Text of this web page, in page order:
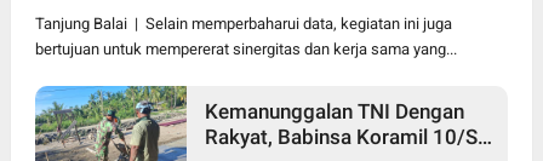
Tanjung Balai | Selain memperbaharui data, kegiatan ini juga
bertujuan untuk mempererat sinergitas dan kerja sama yang...
Kemanunggalan TNI Dengan
Rakyat, Babinsa Koramil 10/SK